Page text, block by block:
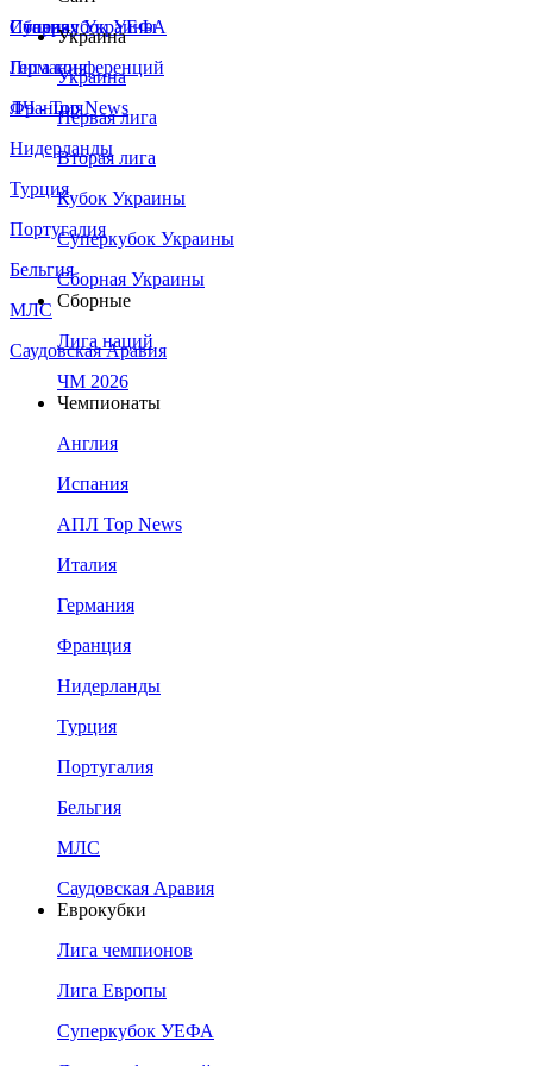
Сборная Украины
Италия
Германия
Франция
Нидерланды
Турция
Португалия
Бельгия
МЛС
Саудовская Аравия
Суперкубок УЕФА
Лига конференций
ЛЧ - Top News
Украина
Украина
Первая лига
Вторая лига
Кубок Украины
Суперкубок Украины
Сборная Украины
Сборные
Лига наций
ЧМ 2026
Чемпионаты
Англия
Испания
АПЛ Top News
Италия
Германия
Франция
Нидерланды
Турция
Португалия
Бельгия
МЛС
Саудовская Аравия
Еврокубки
Лига чемпионов
Лига Европы
Суперкубок УЕФА